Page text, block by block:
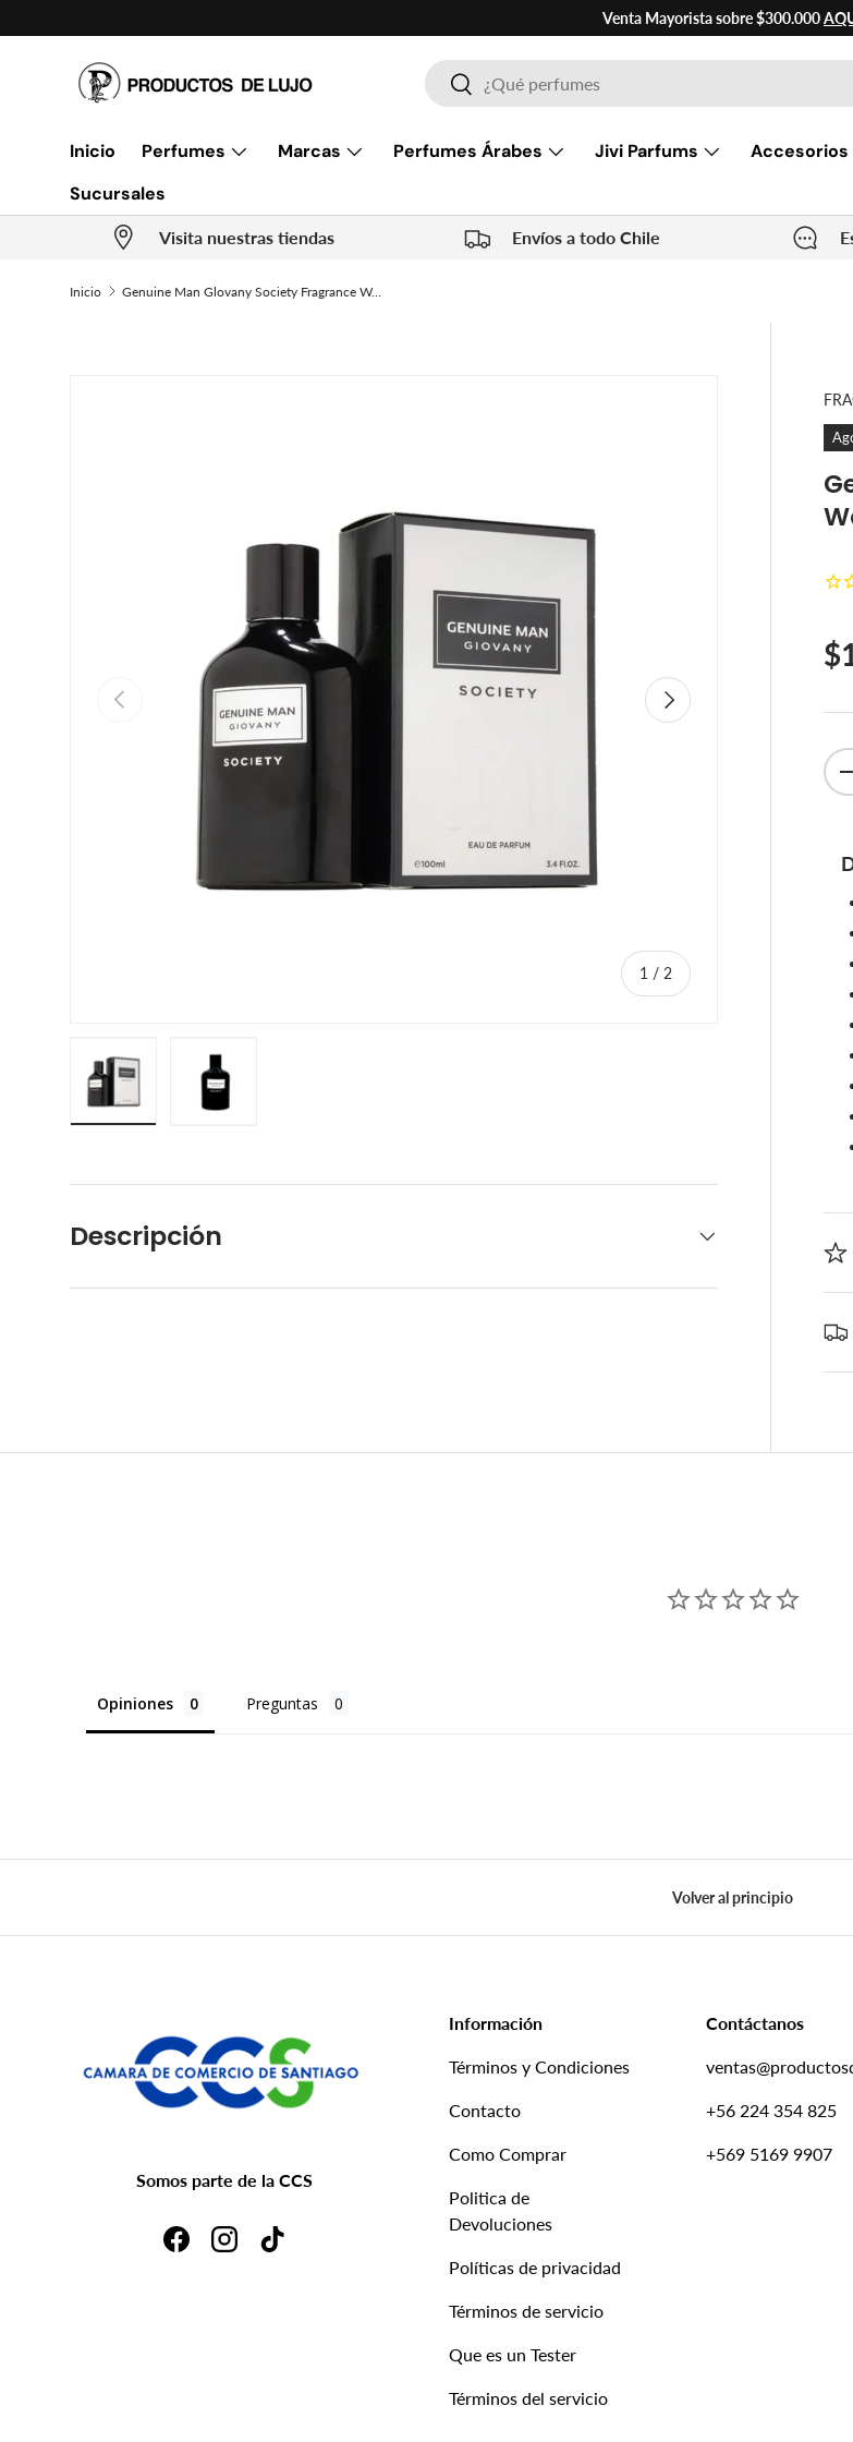
Ir al contenido
Venta Mayorista sobre $300.000
BuscarBuscar
Inicio Perfumes Marcas Perfumes Árabes Jivi Parfums Accesorios
Sucursales
Visita nuestras tiendas Envíos a todo Chile
Inicio Genuine Man Glovany Society Fragrance World Edp 100Ml Hombre
Anterior
1 /de
2
Siguiente
Cant.
Descripción
Opiniones Preguntas
Volver al principio
Somos parte de la CCS
FacebookInstagramTikTok
Información
Términos y Condiciones
Contacto
Como Comprar
Politica de
Devoluciones
Políticas de privacidad
Términos de servicio
Que es un Tester
Términos del servicio
Contáctanos
+56 224 354 825
+569 5169 9907